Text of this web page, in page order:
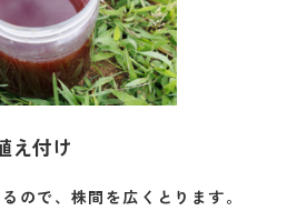
え付け
ので、株間を広くとります。